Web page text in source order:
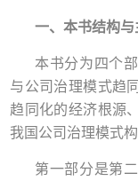
一、本书结构
本书分为四个
与公司治理模式趋
趋同化的经济根源
我国公司治理模式构
第一部分是第